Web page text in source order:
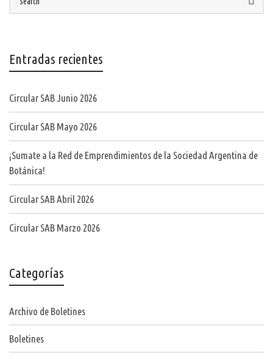
Entradas recientes
Circular SAB Junio 2026
Circular SAB Mayo 2026
¡Sumate a la Red de Emprendimientos de la Sociedad Argentina de
Botánica!
Circular SAB Abril 2026
Circular SAB Marzo 2026
Categorías
Archivo de Boletines
Boletines